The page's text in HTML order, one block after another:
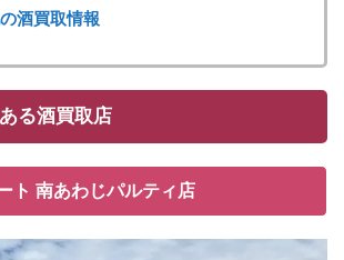
酒買取情報
る酒買取店
ト 南あわじパルティ店